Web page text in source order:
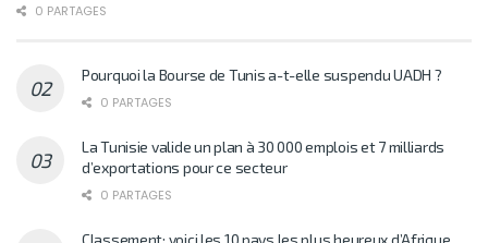
0 PARTAGES
Pourquoi la Bourse de Tunis a-t-elle suspendu UADH ?
0 PARTAGES
La Tunisie valide un plan à 30 000 emplois et 7 milliards
d’exportations pour ce secteur
0 PARTAGES
Classement: voici les 10 pays les plus heureux d’Afrique